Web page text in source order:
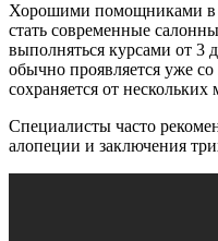
Хорошими помощниками в
стать современные
выполняться курсами от 3
обычно проявляется уже со
сохраняется от нескольких
Специалисты часто
алопеции и заключения